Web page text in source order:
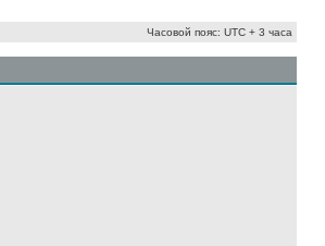
Часовой пояс: UTC + 3 часа